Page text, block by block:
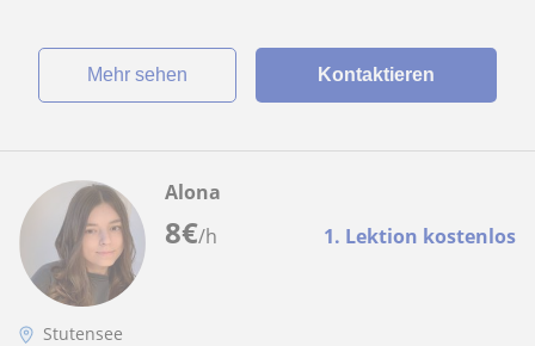
Mehr sehen Kontaktieren
8€/h 1. Lektion kostenlos
Alona
Stutensee